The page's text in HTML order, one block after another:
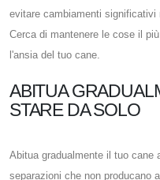
evitare cambiamenti significativi
Cerca di mantenere le cose il
l'ansia del tuo cane.
ABITUA
STARE DA SOLO
Abitua gradualmente il tuo cane
separazioni che non producano